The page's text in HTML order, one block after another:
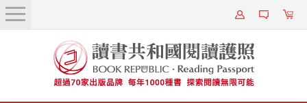
關於我們
近期新書